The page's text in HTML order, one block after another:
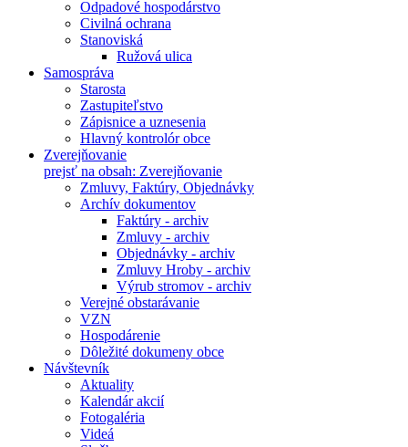
Odpadové hospodárstvo
Civilná ochrana
Stanoviská
Ružová ulica
Samospráva
Starosta
Zastupiteľstvo
Zápisnice a uznesenia
Hlavný kontrolór obce
Zverejňovanie
prejsť na obsah: Zverejňovanie
Zmluvy, Faktúry, Objednávky
Archív dokumentov
Faktúry - archiv
Zmluvy - archiv
Objednávky - archiv
Zmluvy Hroby - archiv
Výrub stromov - archiv
Verejné obstarávanie
VZN
Hospodárenie
Dôležité dokumeny obce
Návštevník
Aktuality
Kalendár akcií
Fotogaléria
Videá